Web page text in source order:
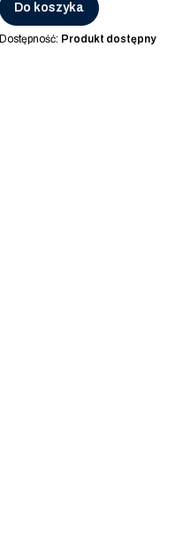
Do koszyka
Dostępność: Produkt dostępny